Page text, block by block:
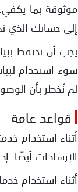
إلى حسابك الذي
يجب أن تحتفظ
سوء استخدام
لم نُخطر بأن
قواعد عامة
أثناء استخدام
الإرشادات أيضًا.
أثناء استخدام